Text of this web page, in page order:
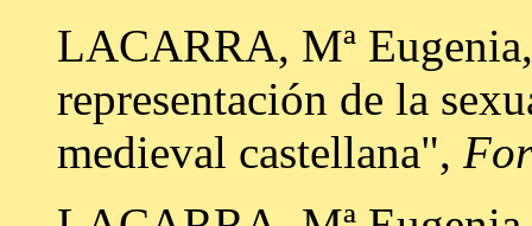
LACARRA, Mª
representación de la
medieval castellana",